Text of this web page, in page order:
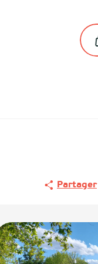
Partager